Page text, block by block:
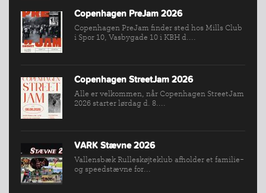
INDMELDELSE
BREDDEPULJE
NYHEDER
KLUB
SPORTSGRENE
FORBUNDET
KONKURRENCER
Copenhagen PreJam 2026
Copenhagen PreJam finder sted hos Mills Club
i Spor 10, Vasbygade 10 i KBH d....
Copenhagen StreetJam 2026
Alle er velkommen, når Copenhagen StreetJam
2026 starter lørdag d. 8....
VARK Stævne 2026
Vallensbæk Rulleskøjteklub afholder et familie-
og speedstævne for...